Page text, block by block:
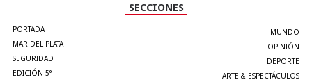
SECCIONES
PORTADA
MAR DEL PLATA
SEGURIDAD
EDICIÓN 5°
MUNDO
OPINIÓN
DEPORTE
ARTE & ESPECTÁCULOS